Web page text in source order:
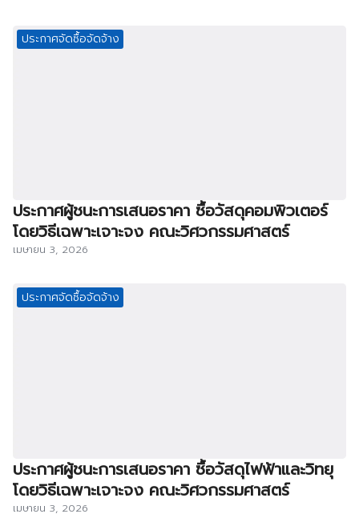
ประกาศจัดซื้อจัดจ้าง
ประกาศผู้ชนะการเสนอราคา ซื้อวัสดุคอมพิวเตอร์
โดยวิธีเฉพาะเจาะจง คณะวิศวกรรมศาสตร์
เมษายน 3, 2026
ประกาศจัดซื้อจัดจ้าง
ประกาศผู้ชนะการเสนอราคา ซื้อวัสดุไฟฟ้าและวิทยุ
โดยวิธีเฉพาะเจาะจง คณะวิศวกรรมศาสตร์
เมษายน 3, 2026